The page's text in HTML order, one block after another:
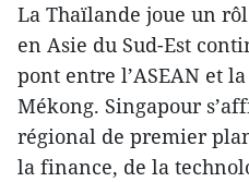
La Thaïlande joue un
en Asie du Sud-Est
pont entre l’ASEAN et
Mékong. Singapour
régional de premier
la finance, de la